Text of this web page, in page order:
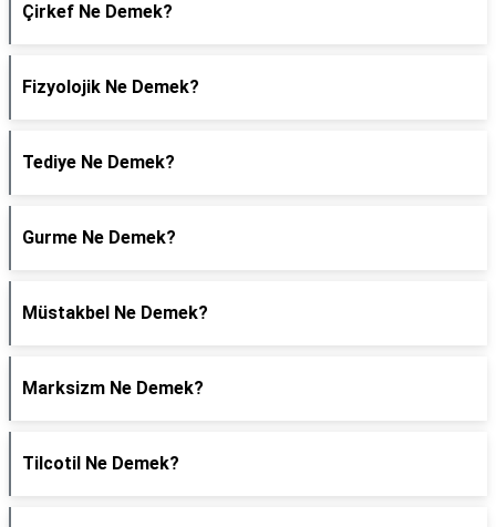
Çirkef Ne Demek?
Fizyolojik Ne Demek?
Tediye Ne Demek?
Gurme Ne Demek?
Müstakbel Ne Demek?
Marksizm Ne Demek?
Tilcotil Ne Demek?